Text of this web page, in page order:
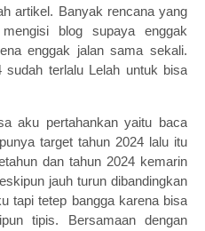
artikel. Banyak rencana yang
blog supaya enggak
enggak jalan sama sekali.
sudah terlalu Lelah untuk bisa
aku pertahankan yaitu baca
target tahun 2024 lalu itu
dan tahun 2024 kemarin
jauh turun dibandingkan
tapi tetep bangga karena bisa
tipis. Bersamaan dengan